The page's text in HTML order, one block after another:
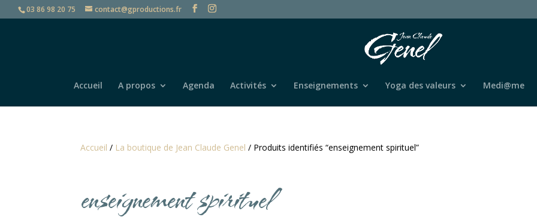
03 86 98 20 75 contact@gproductions.fr
Accueil A propos Agenda Activités Enseignements Yoga des valeurs Medi@me
Accueil / La boutique de Jean Claude Genel / Produits identifiés “enseignement spirituel”
enseignement spirituel